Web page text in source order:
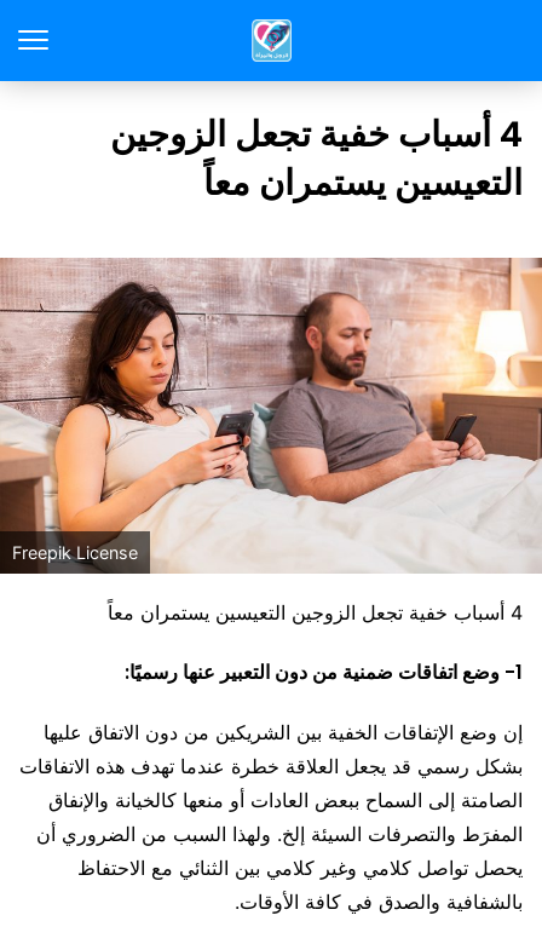
4 أسباب خفية تجعل الزوجين
التعيسين يستمران معاً
Freepik License
4 أسباب خفية تجعل الزوجين التعيسين يستمران معاً
1- وضع اتفاقات ضمنية من دون التعبير عنها رسميًا:
إن وضع الإتفاقات الخفية بين الشريكين من دون الاتفاق عليها
بشكل رسمي قد يجعل العلاقة خطرة عندما تهدف هذه الاتفاقات
الصامتة إلى السماح ببعض العادات أو منعها كالخيانة والإنفاق
المفرَط والتصرفات السيئة إلخ. ولهذا السبب من الضروري أن
يحصل تواصل كلامي وغير كلامي بين الثنائي مع الاحتفاظ
بالشفافية والصدق في كافة الأوقات.